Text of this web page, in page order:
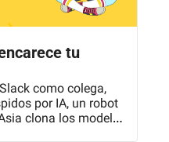
tu
como colega,
por IA, un robot
clona los modelos